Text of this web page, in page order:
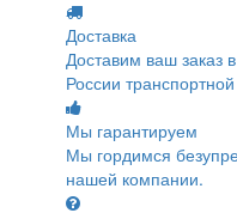
Доставка
Доставим ваш заказ
России
Мы гарантируем
Мы гордимся
нашей компании.